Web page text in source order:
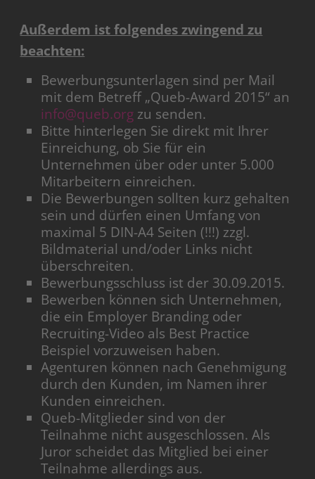
Außerdem ist folgendes zwingend zu
beachten:
Bewerbungsunterlagen sind per Mail
mit dem Betreff „Queb-Award 2015“ an
info@queb.org zu senden.
Bitte hinterlegen Sie direkt mit Ihrer
Einreichung, ob Sie für ein
Unternehmen über oder unter 5.000
Mitarbeitern einreichen.
Die Bewerbungen sollten kurz gehalten
sein und dürfen einen Umfang von
maximal 5 DIN-A4 Seiten (!!!) zzgl.
Bildmaterial und/oder Links nicht
überschreiten.
Bewerbungsschluss ist der 30.09.2015.
Bewerben können sich Unternehmen,
die ein Employer Branding oder
Recruiting-Video als Best Practice
Beispiel vorzuweisen haben.
Agenturen können nach Genehmigung
durch den Kunden, im Namen ihrer
Kunden einreichen.
Queb-Mitglieder sind von der
Teilnahme nicht ausgeschlossen. Als
Juror scheidet das Mitglied bei einer
Teilnahme allerdings aus.